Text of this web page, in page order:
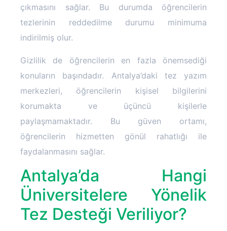
çıkmasını sağlar. Bu durumda öğrencilerin
tezlerinin reddedilme durumu minimuma
indirilmiş olur.
Gizlilik de öğrencilerin en fazla önemsediği
konuların başındadır. Antalya’daki tez yazım
merkezleri, öğrencilerin kişisel bilgilerini
korumakta ve üçüncü kişilerle
paylaşmamaktadır. Bu güven ortamı,
öğrencilerin hizmetten gönül rahatlığı ile
faydalanmasını sağlar.
Antalya’da Hangi
Üniversitelere Yönelik
Tez Desteği Veriliyor?